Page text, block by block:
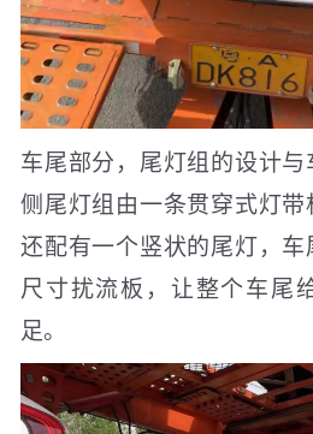
车尾部分，尾灯组的设计
侧尾灯组由一条贯穿式灯
还配有一个竖状的尾灯，
尺寸扰流板，让整个车尾
足。